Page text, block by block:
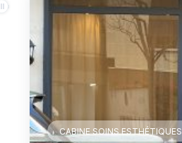
CABINE SOINS ESTHÉTIQUES